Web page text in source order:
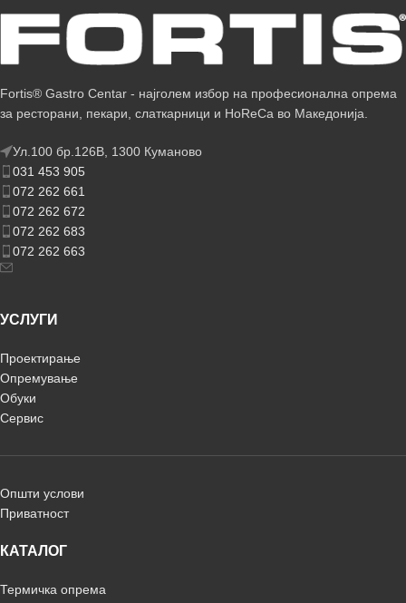
Fortis® Gastro Centar - најголем избор на професионална опрема
за ресторани, пекари, слаткарници и HoReCa во Македонија.
Ул.100 бр.126В, 1300 Куманово
031 453 905
072 262 661
072 262 672
072 262 683
072 262 663
УСЛУГИ
Проектирање
Опремување
Обуки
Сервис
Општи услови
Приватност
КАТАЛОГ
Термичка опрема